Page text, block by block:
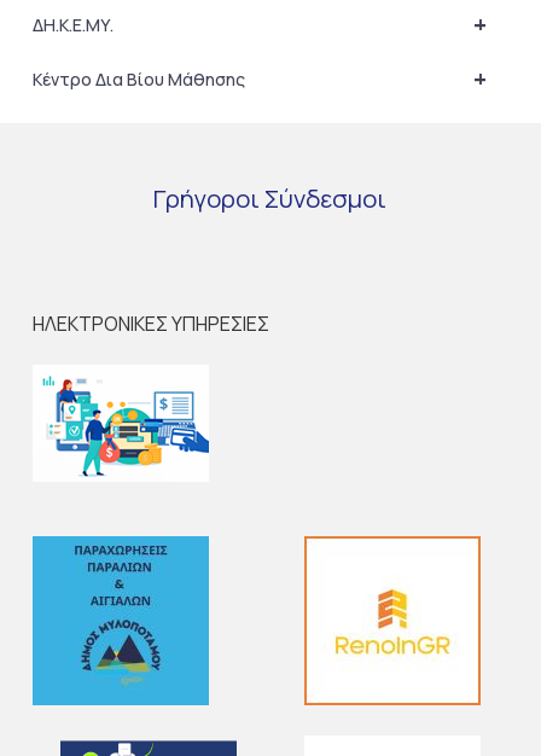
+
ΔΗ.Κ.Ε.ΜΥ.
+
Κέντρο Δια Βίου Μάθησης
Γρήγοροι Σύνδεσμοι
ΗΛΕΚΤΡΟΝΙΚΕΣ ΥΠΗΡΕΣΙΕΣ